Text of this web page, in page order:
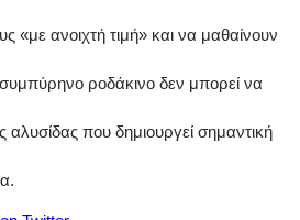
«με ανοιχτή τιμή» και να μαθαίνουν
ροδάκινο δεν μπορεί να
αλυσίδας που δημιουργεί σημαντική